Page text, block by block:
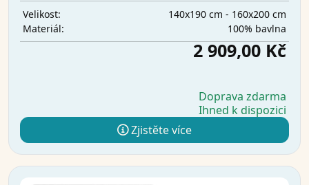
Velikost:
140x190 cm - 160x200 cm
Materiál:
100% bavlna
2 909,00 Kč
Doprava zdarma
Ihned k dispozici
Zjistěte více